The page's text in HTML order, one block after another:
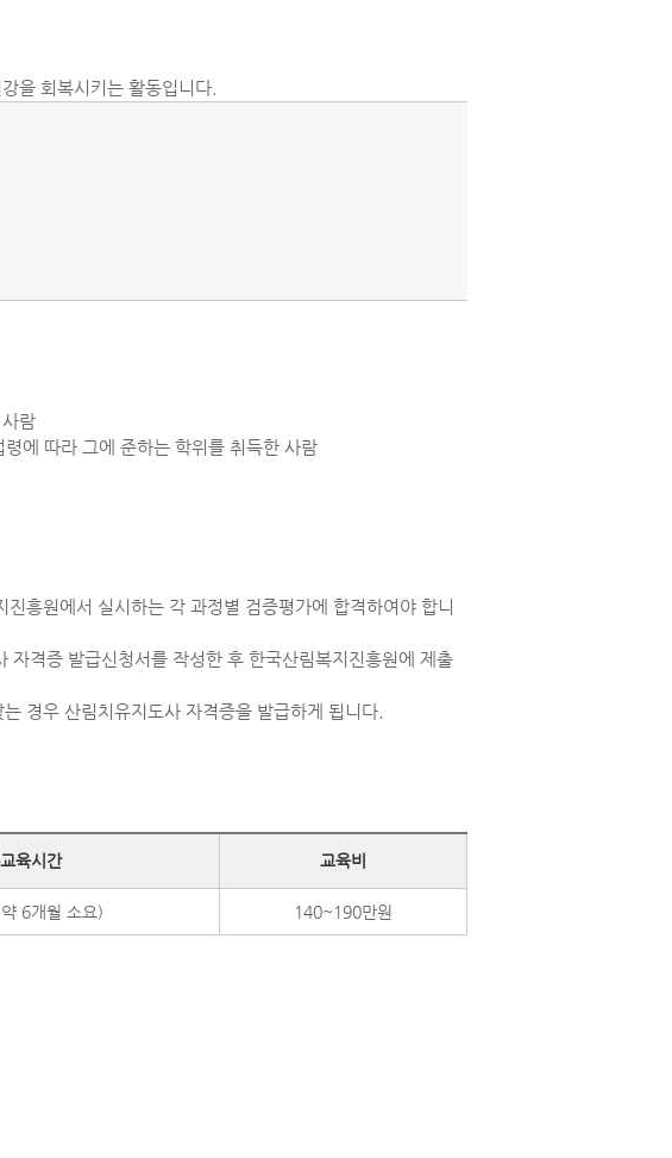
을 회복시키는 활동입니다.
람
령에 따라 그에 준하는 학위를 취득한 사람
흥원에서 실시하는 각 과정별 검증평가에 합격하여야 합니
격증 발급신청서를 작성한 후 한국산림복지진흥원에 제출
경우 산림치유지도사 자격증을 발급하게 됩니다.
육시간 교육비
6개월 소요) 140~190만원